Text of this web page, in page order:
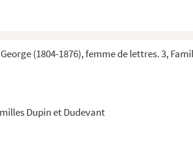
(1804-1876), femme de lettres. 3,
Dupin et Dudevant